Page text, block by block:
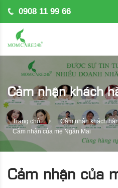
0908 11 99 66
Cảm nhận khách
Trang chủ
Cảm nhận khách
Cảm nhận của mẹ Ngân Mai
Cảm nhận của